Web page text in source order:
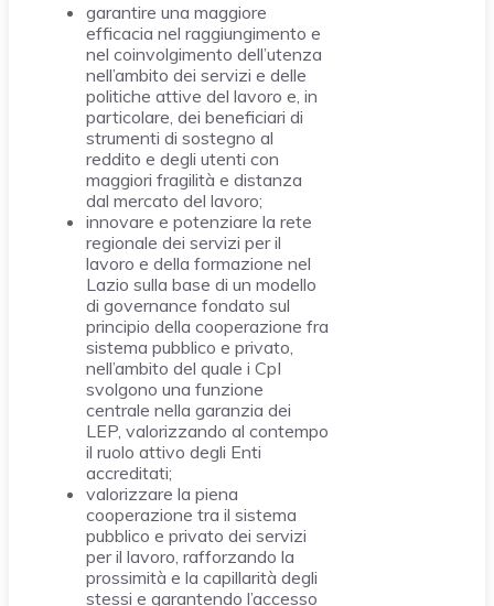
garantire una maggiore
efficacia nel raggiungimento e
nel coinvolgimento dell’utenza
nell’ambito dei servizi e delle
politiche attive del lavoro e, in
particolare, dei beneficiari di
strumenti di sostegno al
reddito e degli utenti con
maggiori fragilità e distanza
dal mercato del lavoro;
innovare e potenziare la rete
regionale dei servizi per il
lavoro e della formazione nel
Lazio sulla base di un modello
di governance fondato sul
principio della cooperazione fra
sistema pubblico e privato,
nell’ambito del quale i CpI
svolgono una funzione
centrale nella garanzia dei
LEP, valorizzando al contempo
il ruolo attivo degli Enti
accreditati;
valorizzare la piena
cooperazione tra il sistema
pubblico e privato dei servizi
per il lavoro, rafforzando la
prossimità e la capillarità degli
stessi e garantendo l’accesso